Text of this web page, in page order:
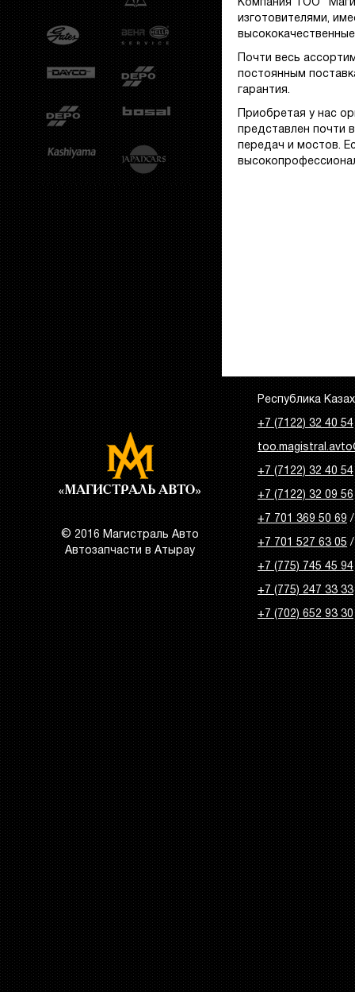
Компания ТОО
изготовителями,
Почти весь
постоянным
гарантия.
Приобретая у нас
представлен почти
передач и мостов.
© 2016 Магистраль Авто
Автозапчасти в Атырау
Республика
+7 (7122) 32 40 54
+7 (7122) 32 40 54
+7 (7122) 32 09 56
+7 701 369 50 69/
+7 701 527 63 05/
+7 (775) 745 45 94
+7 (775) 247 33 33
+7 (702) 652 93 30